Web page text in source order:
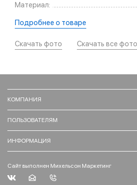
Материал:
Подробнее о товаре
Скачать фото Скачать все фото
КОМПАНИЯ
ПОЛЬЗОВАТЕЛЯМ
ИНФОРМАЦИЯ
Сайт выполнен Михельсон Маркетинг